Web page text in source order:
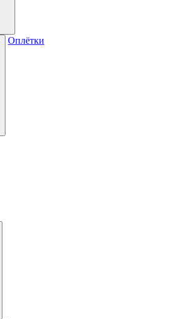
Оплётки